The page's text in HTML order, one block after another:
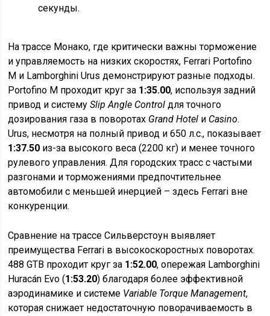
секунды.
На трассе Монако, где критически важны торможение
и управляемость на низких скоростях, Ferrari Portofino
M и Lamborghini Urus демонстрируют разные подходы.
Portofino M проходит круг за 1:35.00, используя задний
привод и системуSlip Angle Control для точного
дозирования газа в поворотах Grand Hotel и Casino.
Urus, несмотря на полный привод и 650 л.с., показывает
1:37.50 из-за высокого веса (2200 кг) и менее точного
рулевого управления. Для городских трасс с частыми
разгонами и торможениями предпочтительнее
автомобили с меньшей инерцией – здесь Ferrari вне
конкуренции.
Сравнение на трассе Сильверстоун выявляет
преимущества Ferrari в высокоскоростных поворотах.
488 GTB проходит круг за 1:52.00, опережая Lamborghini
Huracán Evo (1:53.20) благодаря более эффективной
аэродинамике и системе Variable Torque Management,
которая снижает недостаточную поворачиваемость в